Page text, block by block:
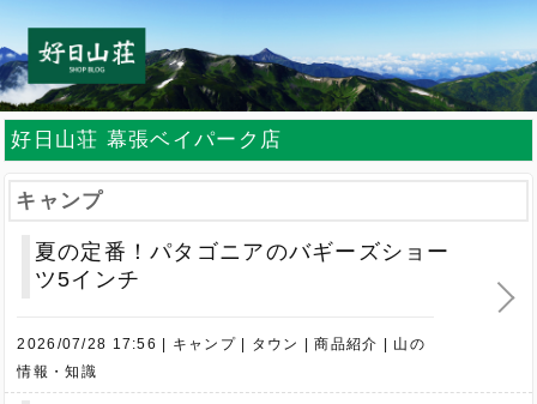
好日山荘 幕張ベイパーク店
キャンプ
夏の定番！パタゴニアのバギーズショー
ツ5インチ
2026/07/28 17:56 キャンプ タウン 商品紹介
山の
情報・知識